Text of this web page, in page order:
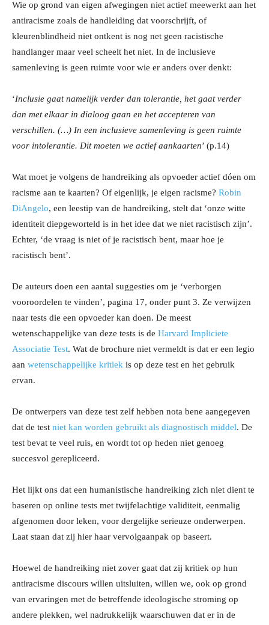
Wie op grond van eigen afwegingen niet actief meewerkt aan het
antiracisme zoals de handleiding dat voorschrijft, of
kleurenblindheid niet ontkent is nog net geen racistische
handlanger maar veel scheelt het niet. In de inclusieve
samenleving is geen ruimte voor wie er anders over denkt:
‘Inclusie gaat namelijk verder dan tolerantie, het gaat verder
dan met elkaar in dialoog gaan en het accepteren van
verschillen. (…) In een inclusieve samenleving is geen ruimte
voor intolerantie. Dit moeten we actief aankaarten’ (p.14)
Wat moet je volgens de handreiking als opvoeder actief dóen om
racisme aan te kaarten? Of eigenlijk, je eigen racisme? Robin
DiAngelo, een leestip van de handreiking, stelt dat ‘onze witte
identiteit diepgeworteld is in het idee dat we niet racistisch zijn’.
Echter, ‘de vraag is niet of je racistisch bent, maar hoe je
racistisch bent’.
De auteurs doen een aantal suggesties om je ‘verborgen
vooroordelen te vinden’, pagina 17, onder punt 3. Ze verwijzen
naar tests die een opvoeder kan doen. De meest
wetenschappelijke van deze tests is de Harvard Impliciete
Associatie Test. Wat de brochure niet vermeldt is dat er een legio
aan wetenschappelijke kritiek is op deze test en het gebruik
ervan.
De ontwerpers van deze test zelf hebben nota bene aangegeven
dat de test niet kan worden gebruikt als diagnostisch middel. De
test bevat te veel ruis, en wordt tot op heden niet genoeg
succesvol gerepliceerd.
Het lijkt ons dat een humanistische handreiking zich niet dient te
baseren op online tests met twijfelachtige validiteit, eenmalig
afgenomen door leken, voor dergelijke serieuze onderwerpen.
Laat staan dat zij hier haar vervolgaanpak op baseert.
Hoewel de handreiking niet zover gaat dat zij kritiek op hun
antiracisme discours willen uitsluiten, willen we, ook op grond
van ervaringen met de betreffende ideologische stroming op
andere plekken, wel nadrukkelijk waarschuwen dat er in de